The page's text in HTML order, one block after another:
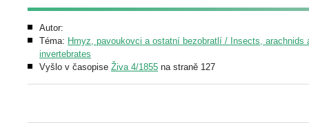
Autor:
Téma: Hmyz, pavoukovci a ostatní bezobratlí / Insects, arachnids
invertebrates
Vyšlo v časopise Živa 4/1855 na straně 127